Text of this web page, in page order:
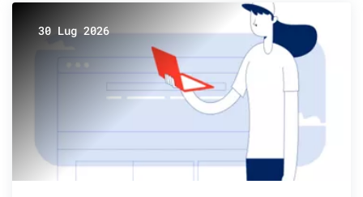
30 Lug 2026